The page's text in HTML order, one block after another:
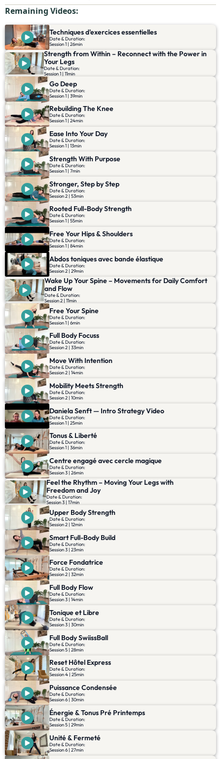
Remaining Videos:
Techniques d'exercices essentielles
Date & Duration:
Session 1 | 26min
Strength from Within – Reconnect with the Power in
Your Legs
Date & Duration:
Session 1 | 11min
Go Deep
Date & Duration:
Session 1 | 39min
Rebuilding The Knee
Date & Duration:
Session 1 | 24min
Ease Into Your Day
Date & Duration:
Session 1 | 13min
Strength With Purpose
Date & Duration:
Session 1 | 7min
Stronger, Step by Step
Date & Duration:
Session 2 | 53min
Rooted Full-Body Strength
Date & Duration:
Session 1 | 55min
Free Your Hips & Shoulders
Date & Duration:
Session 1 | 84min
Abdos toniques avec bande élastique
Date & Duration:
Session 2 | 29min
Wake Up Your Spine – Movements for Daily Comfort
and Flow
Date & Duration:
Session 2 | 11min
Free Your Spine
Date & Duration:
Session 1 | 6min
Full Body Focuss
Date & Duration:
Session 2 | 33min
Move With Intention
Date & Duration:
Session 2 | 14min
Mobility Meets Strength
Date & Duration:
Session 2 | 10min
Daniela Senft — Intro Strategy Video
Date & Duration:
Session 1 | 25min
Tonus & Liberté
Date & Duration:
Session 1 | 36min
Centre engagé avec cercle magique
Date & Duration:
Session 3 | 26min
Feel the Rhythm – Moving Your Legs with
Freedom and Joy
Date & Duration:
Session 3 | 17min
Upper Body Strength
Date & Duration:
Session 2 | 12min
Smart Full-Body Build
Date & Duration:
Session 3 | 23min
Force Fondatrice
Date & Duration:
Session 2 | 32min
Full Body Flow
Date & Duration:
Session 3 | 14min
Tonique et Libre
Date & Duration:
Session 3 | 30min
Full Body SwiissBall
Date & Duration:
Session 5 | 28min
Reset Hôtel Express
Date & Duration:
Session 4 | 25min
Puissance Condensée
Date & Duration:
Session 6 | 30min
Énergie & Tonus Pré Printemps
Date & Duration:
Session 5 | 29min
Unité & Fermeté
Date & Duration:
Session 6 | 27min